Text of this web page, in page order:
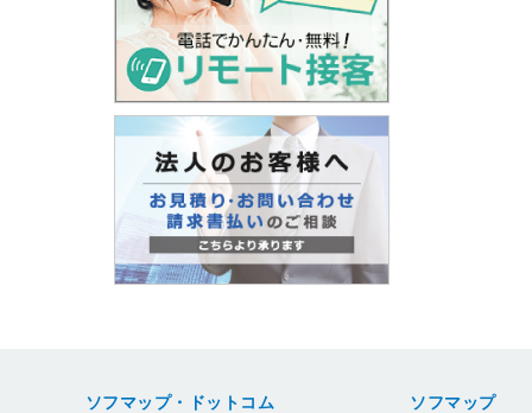
ソフマップ・ドットコム ソフマップ